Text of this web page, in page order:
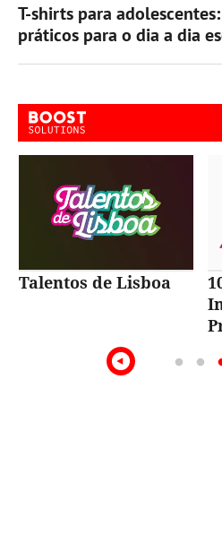
T-shirts para
práticos para o dia a dia
Talentos de Lisboa